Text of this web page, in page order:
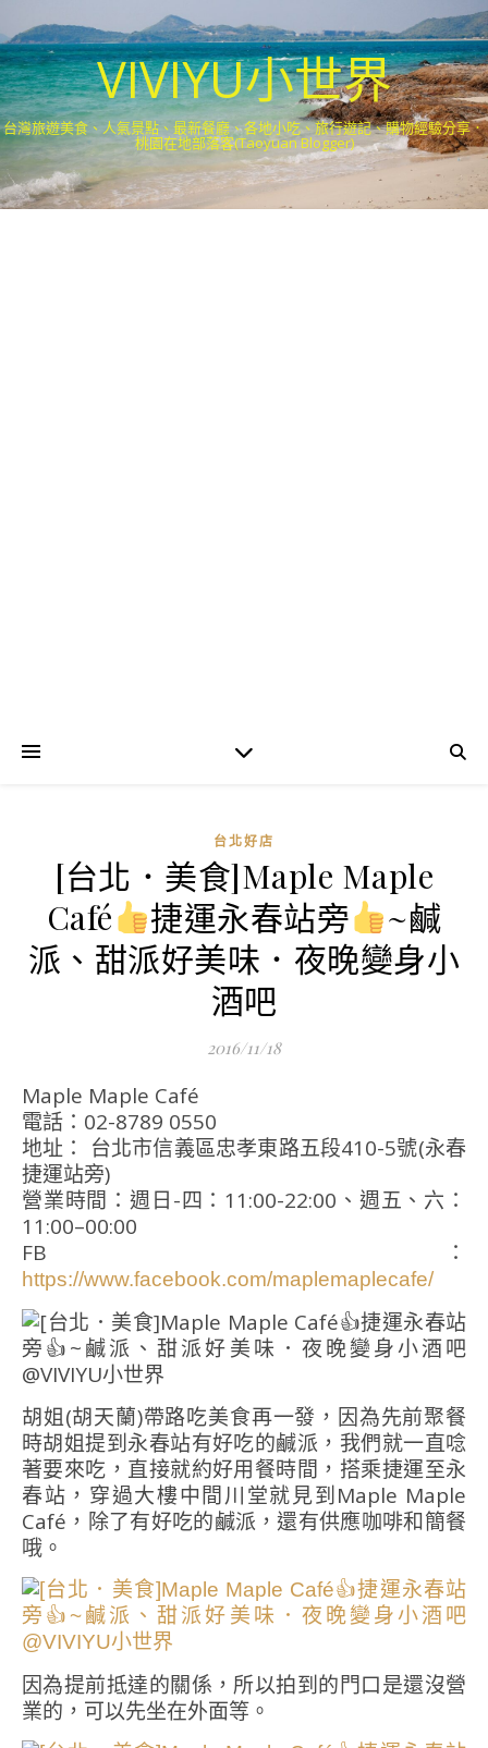
VIVIYU小世界
台灣旅遊美食、人氣景點、最新餐廳、各地小吃、旅行遊記、購物經驗分享．
桃園在地部落客(Taoyuan Blogger)
台北好店
[台北．美食]Maple Maple
Café
捷運永春站旁
~鹹
派、甜派好美味．夜晚變身小
酒吧
2016/11/18
Maple Maple Café
電話：02-8789 0550
地址： 台北市信義區忠孝東路五段410-5號(永春
捷運站旁)
營業時間：週日-四：11:00-22:00、週五、六：
11:00–00:00
FB：
https://www.facebook.com/maplemaplecafe/
胡姐(胡天蘭)帶路吃美食再一發，因為先前聚餐
時胡姐提到永春站有好吃的鹹派，我們就一直唸
著要來吃，直接就約好用餐時間，搭乘捷運至永
春站，穿過大樓中間川堂就見到Maple Maple
Café，除了有好吃的鹹派，還有供應咖啡和簡餐
哦。
因為提前抵達的關係，所以拍到的門口是還沒營
業的，可以先坐在外面等。